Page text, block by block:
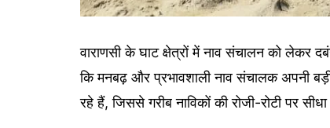
वाराणसी के घाट क्षेत्रों में नाव संचालन को लेकर
कि मनबढ़ और प्रभावशाली नाव संचालक अपनी बड़ी
रहे हैं, जिससे गरीब नाविकों की रोजी-रोटी पर